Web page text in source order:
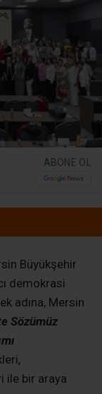
ABONE OL
Büyükşehir
demokrasi
adına, Mersin
Sözümüz
ile bir araya